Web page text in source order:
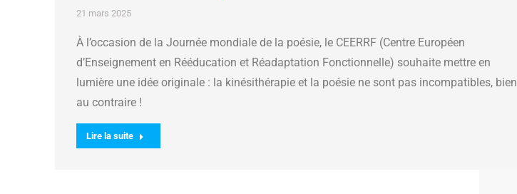
21 mars 2025
À l’occasion de la Journée mondiale de la poésie, le CEERRF (Centre Européen
d’Enseignement en Rééducation et Réadaptation Fonctionnelle) souhaite mettre en
lumière une idée originale : la kinésithérapie et la poésie ne sont pas incompatibles, bien
au contraire !
Lire la suite